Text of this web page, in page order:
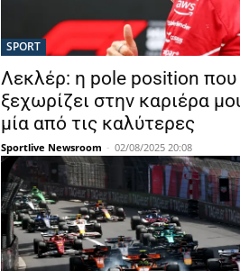
SPORT
Λεκλέρ: η pole position που
ξεχωρίζει στην καριέρα
μία από τις καλύτερες
Sportlive Newsroom - 02/08/2025 20:08